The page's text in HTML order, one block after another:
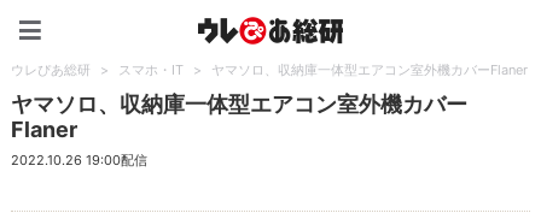
ウレぴあ総研 > スマホ・IT > ヤマソロ、収納庫一体型エアコン室外機カバーFlaner
ヤマソロ、収納庫一体型エアコン室外機カバー
Flaner
2022.10.26 19:00配信